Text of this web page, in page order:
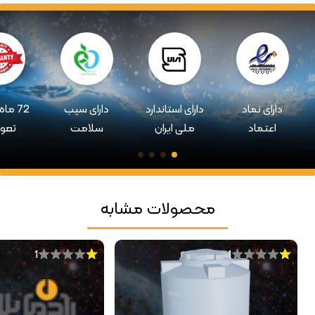
دارای نماد
اعتماد
دارای استاندارد
ملی ایران
دارای سیب
سلامت
72
محصولات مشابه
1
1